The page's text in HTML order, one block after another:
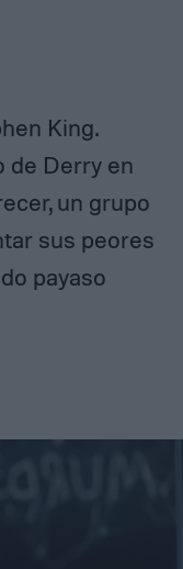
King.
de Derry en
un grupo
sus peores
payaso